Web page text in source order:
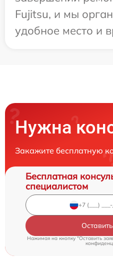
Fujitsu, и мы
удобное место и
Нужна
Закажите бесплатную
Бесплатная
специалистом
Нажимая на кнопку "Оставить